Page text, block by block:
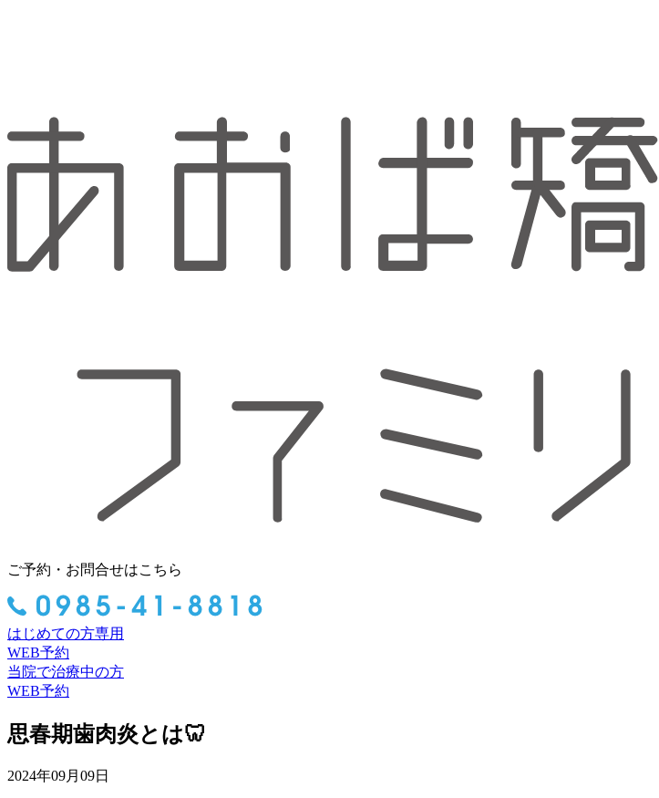
ご予約・お問合せはこちら
はじめての方専用
WEB予約
当院で治療中の方
WEB予約
思春期歯肉炎とは🦷
2024年09月09日